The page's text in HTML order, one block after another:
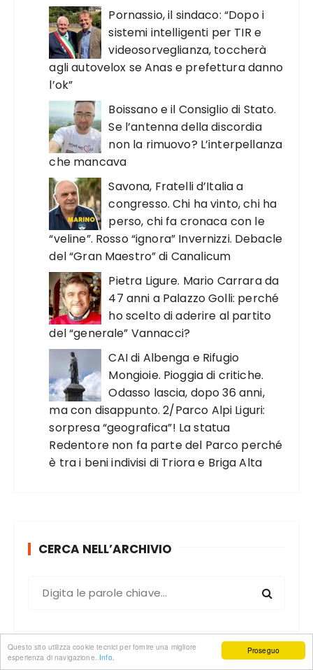
Proseguo
Questo sito utilizza cookie tecnici per fornire una migliore
esperienza di navigazione. Info.
Pornassio, il sindaco: “Dopo i
sistemi intelligenti per TIR e
videosorveglianza, toccherà
agli autovelox se Anas e prefettura danno
l’ok”
Boissano e il Consiglio di Stato.
Se l’antenna della discordia
non la rimuovo? L’interpellanza
che mancava
Savona, Fratelli d’Italia a
congresso. Chi ha vinto, chi ha
perso, chi fa cronaca con le
“veline”. Rosso “ignora” Invernizzi. Debacle
del “Gran Maestro” di Canalicum
Pietra Ligure. Mario Carrara da
47 anni a Palazzo Golli: perché
ho scelto di aderire al partito
del “generale” Vannacci?
CAI di Albenga e Rifugio
Mongioie. Pioggia di critiche.
Odasso lascia, dopo 36 anni,
ma con disappunto. 2/Parco Alpi Liguri:
sorpresa “geografica”! La statua
Redentore non fa parte del Parco perché
è tra i beni indivisi di Triora e Briga Alta
CERCA NELL’ARCHIVIO
c
a